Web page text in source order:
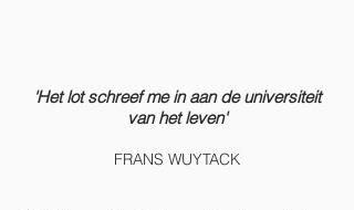
'Het lot schreef me in aan de universiteit
van het leven'
FRANS WUYTACK